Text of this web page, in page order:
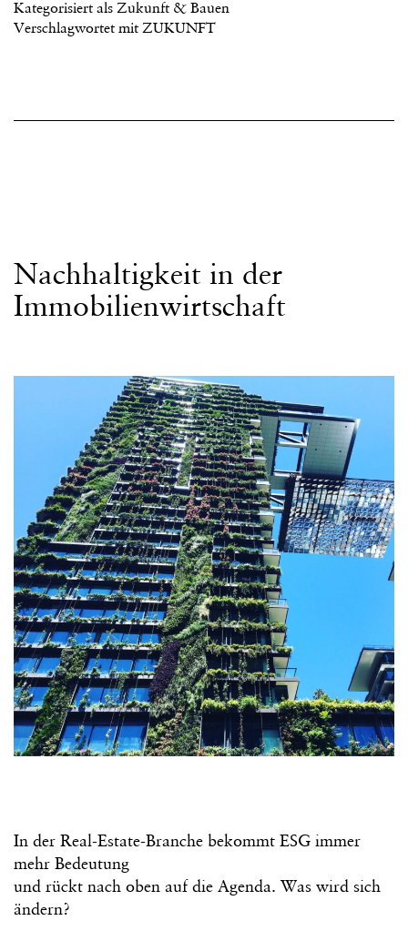
Kategorisiert als Zukunft & Bauen
Verschlagwortet mit ZUKUNFT
Nachhaltigkeit in der
Immobilienwirtschaft
In der Real-Estate-Branche bekommt ESG immer
mehr Bedeutung
und rückt nach oben auf die Agenda. Was wird sich
ändern?